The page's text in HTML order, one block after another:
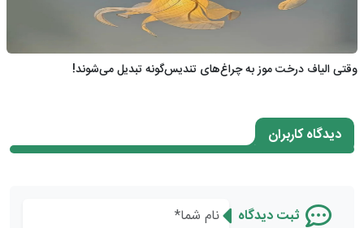
وقتی الیاف درخت موز به چراغ‌های تندیس‌گونه تبدیل می‌شوند!
دیدگاه کاربران
ثبت دیدگاه